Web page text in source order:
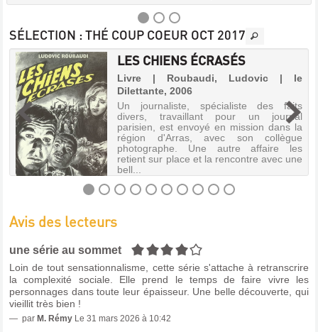
SUR
ÉCOUTE
=
THE
WIRE
:
SAISON
2
Johnson,
|
Blown
Deadline
Productions,
2002
L'univers
de
SÉLECTION : THÉ COUP COEUR OCT 2017
LES CHIENS ÉCRASÉS
Livre | Roubaudi, Ludovic | le
Dilettante, 2006
Un journaliste, spécialiste des faits
divers, travaillant pour un journal
parisien, est envoyé en mission dans la
région d'Arras, avec son collègue
photographe. Une autre affaire les
retient sur place et la rencontre avec une
bell...
LES
CHIENS
ÉCRASÉS
Livre
Roubaudi,
Ludovic
Avis des lecteurs
une série au sommet 4/5
Loin de tout sensationnalisme, cette série s'attache à retranscrire
la complexité sociale. Elle prend le temps de faire vivre les
personnages dans toute leur épaisseur. Une belle découverte, qui
vieillit très bien !
par M. Rémy Le 31 mars 2026 à 10:42